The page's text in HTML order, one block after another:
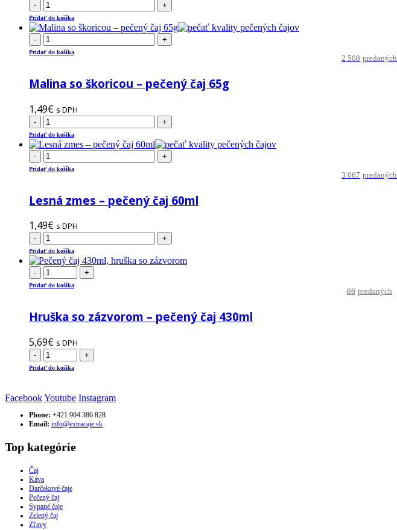
- +
Pridať do košíka
- +
Pridať do košíka
2 508 predaných
Malina so škoricou – pečený čaj 65g
1,49€ s DPH
- +
Pridať do košíka
- +
Pridať do košíka
3 067 predaných
Lesná zmes – pečený čaj 60ml
1,49€ s DPH
- +
Pridať do košíka
- +
Pridať do košíka
86 predaných
Hruška so zázvorom – pečený čaj 430ml
5,69€ s DPH
- +
Pridať do košíka
FacebookYoutube Instagram
Phone: +421 904 386 828
Email: info@extracaje.sk
Top kategórie
Čaj
Káva
Darčekové čaje
Pečený čaj
Sypané čaje
Zelený čaj
Zľavy